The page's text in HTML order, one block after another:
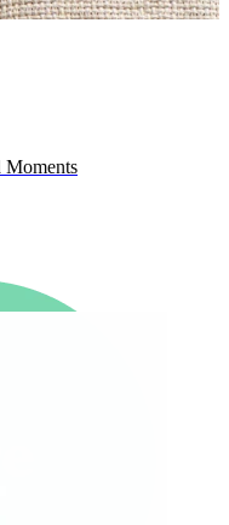
Moments